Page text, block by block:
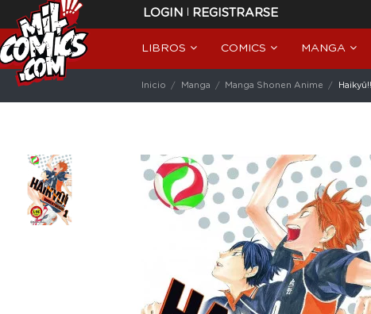
LOGIN | REGISTRARSE
LIBROS COMICS MANGA
Inicio Manga Manga Shonen Anime